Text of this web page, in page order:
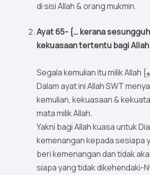
di sisi Allah & orang mukmin.
Ayat 65- {… kerana
kekuasaan tertentu bagi
Dalam ayat ini Allah SWT
kemulian, kekuasaan &
mata milik Allah.
Yakni bagi Allah kuasa untuk
kemenangan kepada sesiapa
beri kemenangan dan tidak
siapa yang tidak dikehendaki-